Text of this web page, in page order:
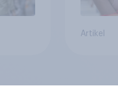
Artikel